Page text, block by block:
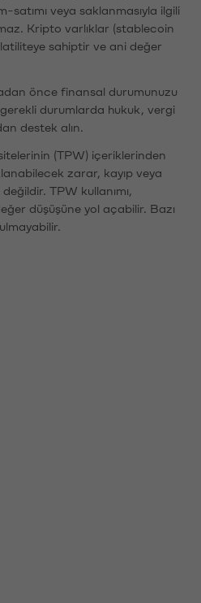
satımı veya saklanmasıyla ilgili
Kripto varlıklar (stablecoin
sahiptir ve ani değer
önce finansal durumunuzu
durumlarda hukuk, vergi
destek alın.
(TPW) içeriklerinden
zarar, kayıp veya
TPW kullanımı,
düşüşüne yol açabilir. Bazı